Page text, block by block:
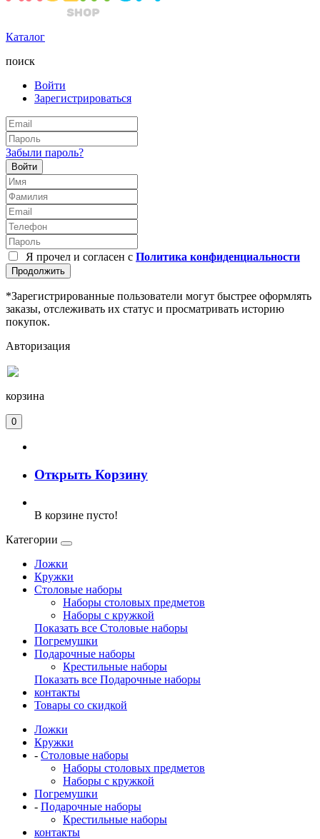
Каталог
поиск
Войти
Зарегистрироваться
Забыли пароль?
Войти
Я прочел и согласен с Политика конфиденциальности
Продолжить
*Зарегистрированные пользователи могут быстрее оформлять
заказы, отслеживать их статус и просматривать историю
покупок.
Авторизация
корзина
0
Открыть Корзину
В корзине пусто!
Категории
Ложки
Кружки
Столовые наборы
Наборы столовых предметов
Наборы с кружкой
Показать все Столовые наборы
Погремушки
Подарочные наборы
Крестильные наборы
Показать все Подарочные наборы
контакты
Товары со скидкой
Ложки
Кружки
- Столовые наборы
Наборы столовых предметов
Наборы с кружкой
Погремушки
- Подарочные наборы
Крестильные наборы
контакты